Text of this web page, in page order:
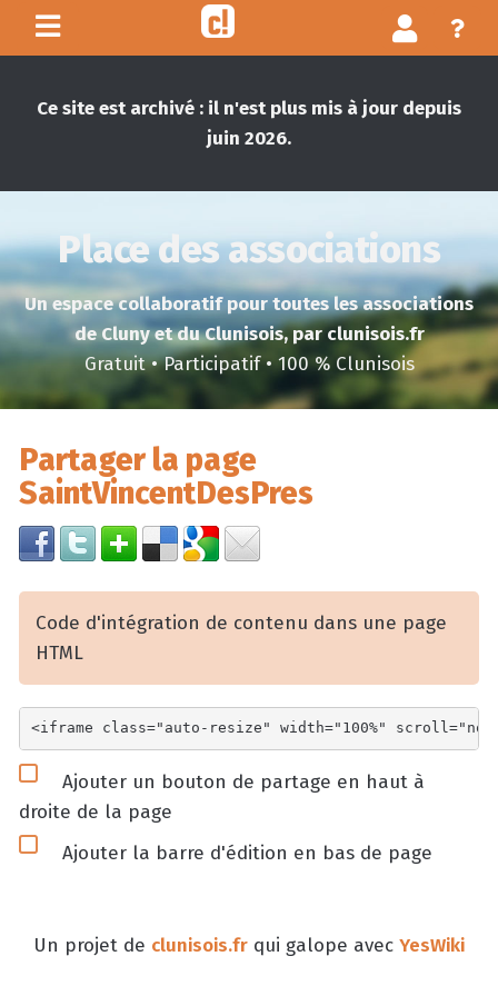
Ce site est archivé : il n'est plus mis à jour depuis
juin 2026.
Place des associations
Un espace collaboratif pour toutes les associations
de Cluny et du Clunisois, par clunisois.fr
Gratuit • Participatif • 100 % Clunisois
Partager la page
SaintVincentDesPres
Code d'intégration de contenu dans une page
HTML
Ajouter un bouton de partage en haut à
droite de la page
Ajouter la barre d'édition en bas de page
Un projet de clunisois.fr qui galope avec YesWiki